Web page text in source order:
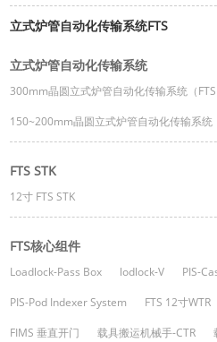
立式炉管自动化传输系统FTS
立式炉管自动化传输系统
300mm晶圆立式炉管自动化传输系统（FTS
150~200mm晶圆立式炉管自动化传输系统
FTS STK
12寸 FTS STK
FTS核心组件
Loadlock-Pass Box lodlock-V
PIS-
PIS-Pod Indexer System
FTS 12寸WTR
FIMS 垂直开门
载具搬运机械手-CTR